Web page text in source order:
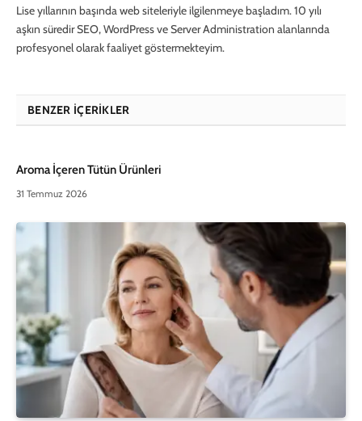
Lise yıllarının başında web siteleriyle ilgilenmeye başladım. 10 yılı
aşkın süredir SEO, WordPress ve Server Administration alanlarında
profesyonel olarak faaliyet göstermekteyim.
BENZER İÇERIKLER
Aroma İçeren Tütün Ürünleri
31 Temmuz 2026